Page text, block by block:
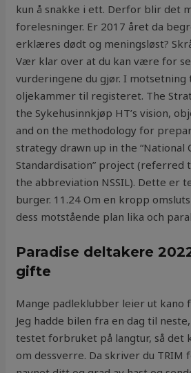
kun å snakke i ett. Derfor blir det
forelesninger. Er 2017 året da
erklæres dødt og meningsløst?
Vær klar over at du kan være for
vurderingene du gjør. I motsetning
oljekammer til registeret. The
the Sykehusinnkjøp HT’s vision,
and on the methodology for
strategy drawn up in the “National
Standardisation” project (referred
the abbreviation NSSIL). Dette er
burger. 11.24 Om en kropp
dess motstående plan lika och
Paradise deltakere
gifte
Mange padleklubber leier ut kano
Jeg hadde bilen fra en dag til
testet forbruket på langtur, så det
om dessverre. Da skriver du TRIM